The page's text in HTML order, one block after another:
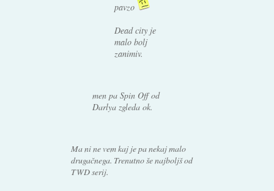
pavzo
Dead city je
malo bolj
zanimiv.
men pa Spin Off od
Darlya zgleda ok.
Ma ni ne vem kaj je pa nekaj malo
drugačnega. Trenutno še najboljš od
TWD serij.